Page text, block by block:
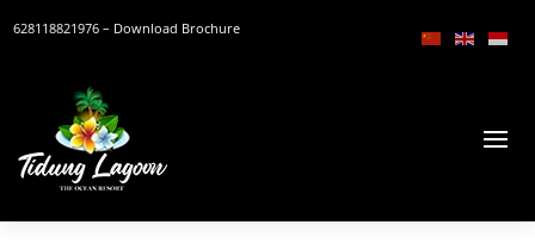
628118821976 – Download Brochure